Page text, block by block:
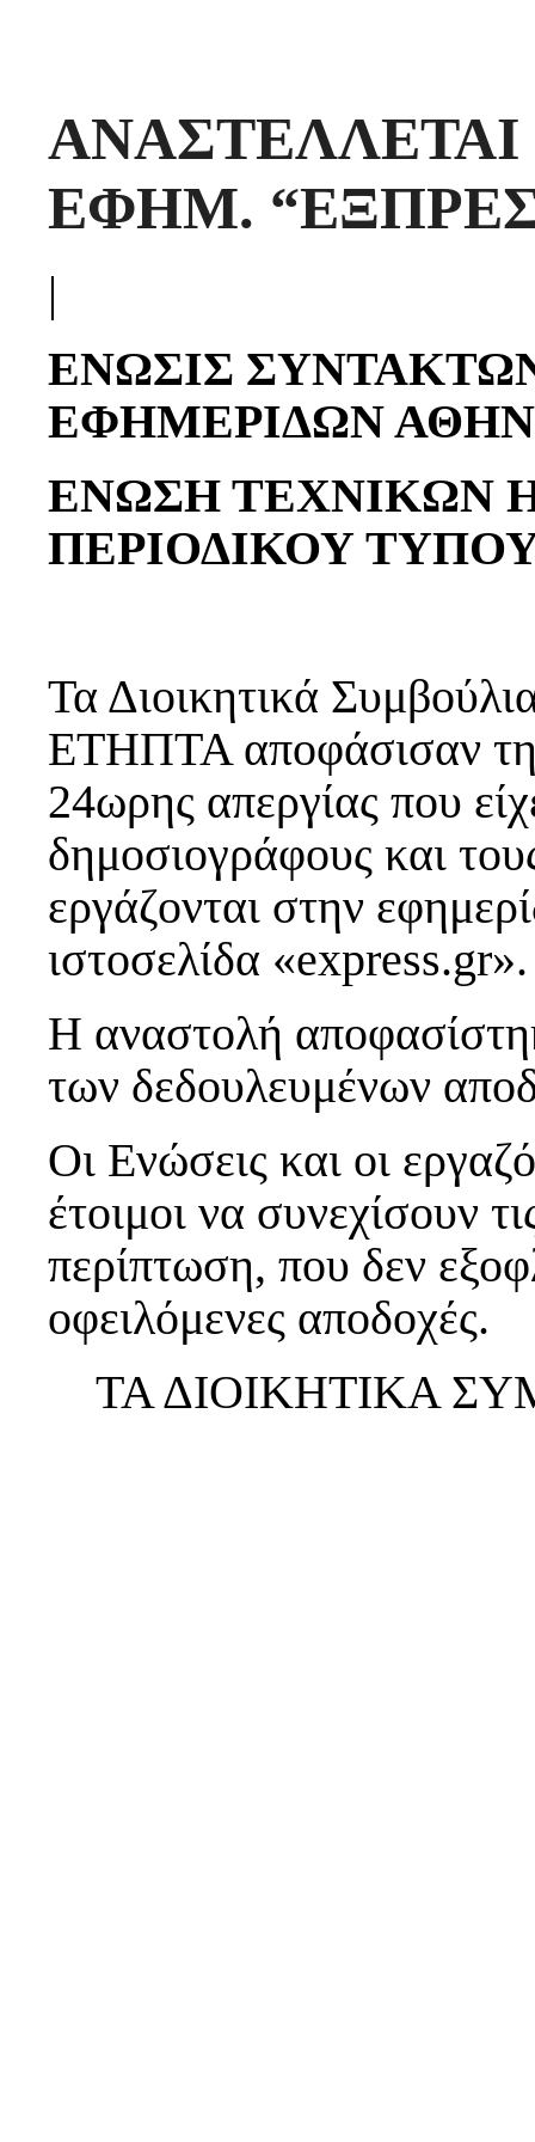
ΕΦΗΜ.
|
ΕΝΩΣΙΣ
ΕΦΗΜΕΡΙΔΩΝ
ΕΝΩΣΗ ΤΕΧΝΙΚΩΝ
ΠΕΡΙΟΔΙΚΟΥ
Τα Διοικητικά
ΕΤΗΠΤΑ αποφάσισαν
24ωρης απεργίας που
δημοσιογράφους και
εργάζονται στην
ιστοσελίδα «express.gr».
Η αναστολή
των δεδουλευμένων
Οι Ενώσεις και οι
έτοιμοι να συνεχίσουν
περίπτωση, που δεν
οφειλόμενες αποδοχές.
ΤΑ ΔΙΟΙΚΗΤΙΚΑ